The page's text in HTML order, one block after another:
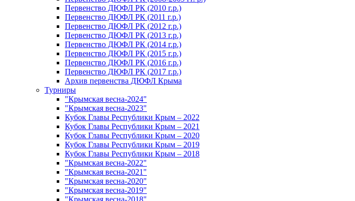
Первенство ДЮФЛ РК (2010 г.р.)
Первенство ДЮФЛ РК (2011 г.р.)
Первенство ДЮФЛ РК (2012 г.р.)
Первенство ДЮФЛ РК (2013 г.р.)
Первенство ДЮФЛ РК (2014 г.р.)
Первенство ДЮФЛ РК (2015 г.р.)
Первенство ДЮФЛ РК (2016 г.р.)
Первенство ДЮФЛ РК (2017 г.р.)
Архив первенства ДЮФЛ Крыма
Турниры
"Крымская весна-2024"
"Крымская весна-2023"
Кубок Главы Республики Крым – 2022
Кубок Главы Республики Крым – 2021
Кубок Главы Республики Крым – 2020
Кубок Главы Республики Крым – 2019
Кубок Главы Республики Крым – 2018
"Крымская весна-2022"
"Крымская весна-2021"
"Крымская весна-2020"
"Крымская весна-2019"
"Крымская весна-2018"